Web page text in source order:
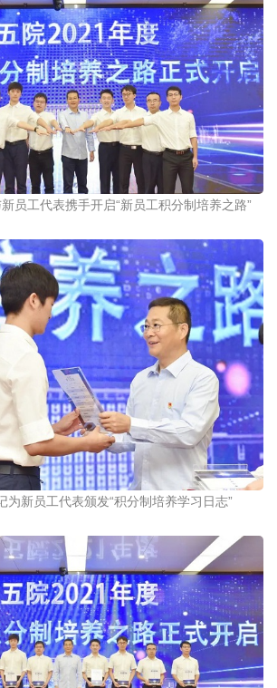
员工代表携手开启“新员工积分制培养之路”
为新员工代表颁发“积分制培养学习日志”